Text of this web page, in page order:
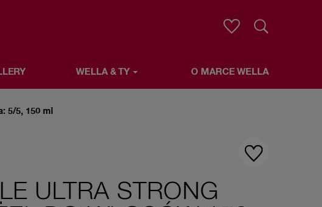
WELLA & TY O MARCE WELLA
5/5, 150 ml
ULTRA STRONG